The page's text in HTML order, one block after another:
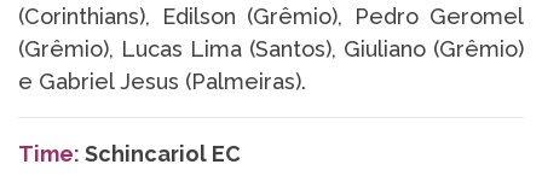
(Corinthians), Edilson (Grêmio), Pedro Geromel
(Grêmio), Lucas Lima (Santos), Giuliano (Grêmio)
e Gabriel Jesus (Palmeiras).
Time: Schincariol EC